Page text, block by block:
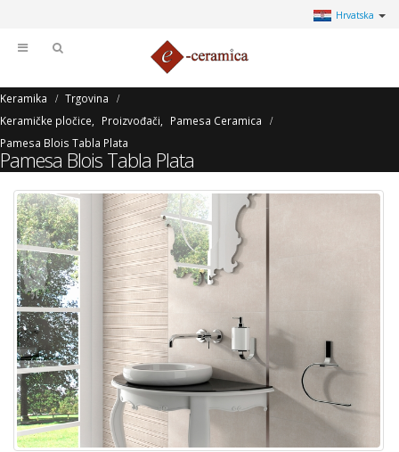
Hrvatska
Keramika
Trgovina
Keramičke pločice
Proizvođači
Pamesa Ceramica
Pamesa Blois Tabla Plata
Pamesa Blois Tabla Plata